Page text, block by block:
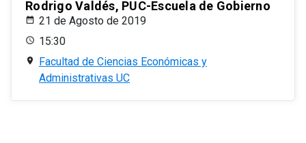
Rodrigo Valdés, PUC-Escuela de Gobierno
21 de Agosto de 2019
15:30
Facultad de Ciencias Económicas y
Administrativas UC